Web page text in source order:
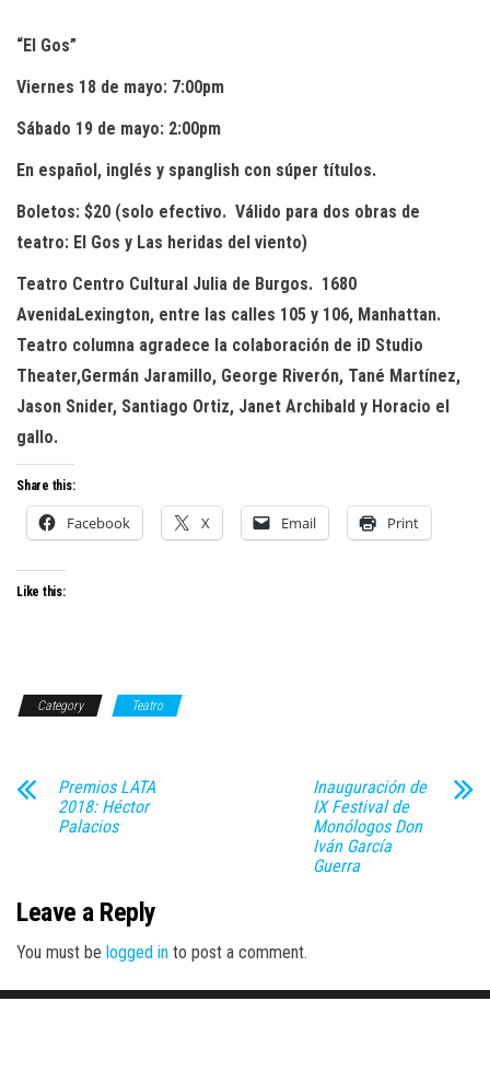
“El Gos”
Viernes 18 de mayo: 7:00pm
Sábado 19 de mayo: 2:00pm
En español, inglés y spanglish con súper títulos.
Boletos: $20 (solo efectivo. Válido para dos obras de
teatro: El Gos y Las heridas del viento)
Teatro Centro Cultural Julia de Burgos. 1680
AvenidaLexington, entre las calles 105 y 106, Manhattan.
Teatro columna agradece la colaboración de iD Studio
Theater,Germán Jaramillo, George Riverón, Tané Martínez,
Jason Snider, Santiago Ortiz, Janet Archibald y Horacio el
gallo.
Share this:
Facebook X Email Print
Like this:
Category Teatro
Premios LATA
2018: Héctor
Palacios
Inauguración de
IX Festival de
Monólogos Don
Iván García
Guerra
Leave a Reply
You must be logged in to post a comment.